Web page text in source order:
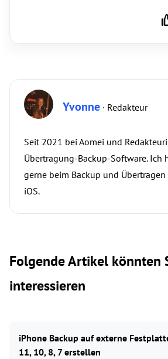
Yvonne · Redakteur
Seit 2021 bei Aomei und
Übertragung-Backup-Software. Ich
gerne beim Backup und
iOS.
Folgende Artikel könnten
interessieren
iPhone Backup auf externe
11, 10, 8, 7 erstellen